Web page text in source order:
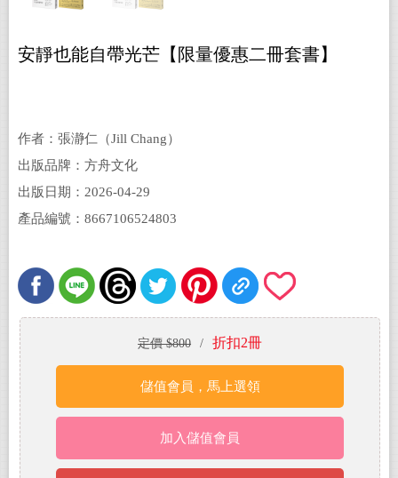
安靜也能自帶光芒【限量優惠二冊套書】
作者：張瀞仁（Jill Chang）
出版品牌：方舟文化
出版日期：2026-04-29
產品編號：8667106524803
定價 $800 / 折扣2冊
儲值會員，馬上選領
加入儲值會員